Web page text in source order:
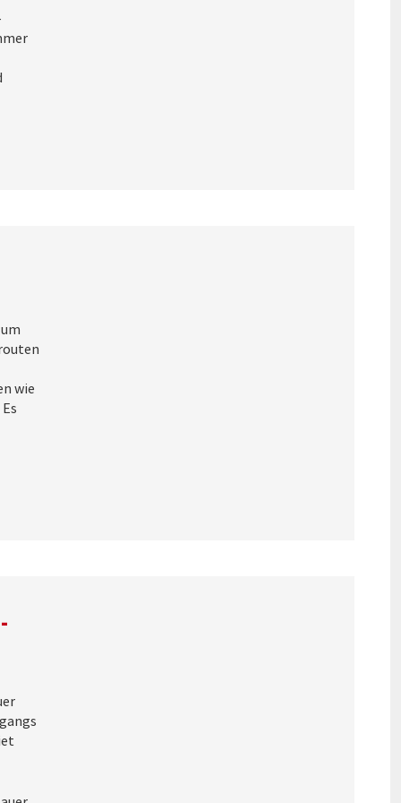
wie